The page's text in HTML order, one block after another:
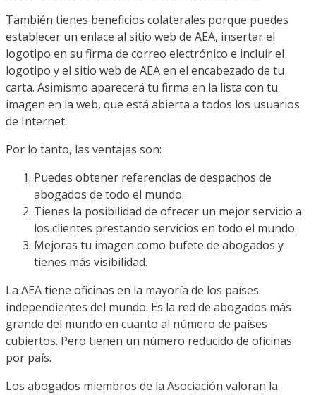
También tienes beneficios colaterales porque puedes
establecer un enlace al sitio web de AEA, insertar el
logotipo en su firma de correo electrónico e incluir el
logotipo y el sitio web de AEA en el encabezado de tu
carta. Asimismo aparecerá tu firma en la lista con tu
imagen en la web, que está abierta a todos los usuarios
de Internet.
Por lo tanto, las ventajas son:
Puedes obtener referencias de despachos de
abogados de todo el mundo.
Tienes la posibilidad de ofrecer un mejor servicio a
los clientes prestando servicios en todo el mundo.
Mejoras tu imagen como bufete de abogados y
tienes más visibilidad.
La AEA tiene oficinas en la mayoría de los países
independientes del mundo. Es la red de abogados más
grande del mundo en cuanto al número de países
cubiertos. Pero tienen un número reducido de oficinas
por país.
Los abogados miembros de la Asociación valoran la